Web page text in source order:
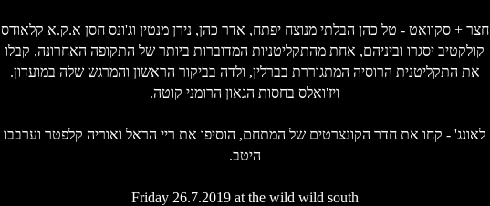
חצר + סקוואט - טל כהן הבלתי מנוצח יפתח, אדר כהן, נירן מנטין וג'ונס חסן א.ק.א קלאודס
קולקטיב יסגרו וביניהם, אחת מהתקליטניות המדוברות ביותר של התקופה האחרונה, קבלו
את התקליטנית הרוסיה המתגוררת בברלין, ולדה בביקור הראשון והמרגש שלה במועדון.
ויז'ואלס בחסות הגאון הרומני קוטה.
לאונג' - קחו את חדר הקונצרטים של המתחם, הוסיפו את ריי הראל ואוריה קלפטר וערבבו
היטב.
Friday 26.7.2019 at the wild wild south